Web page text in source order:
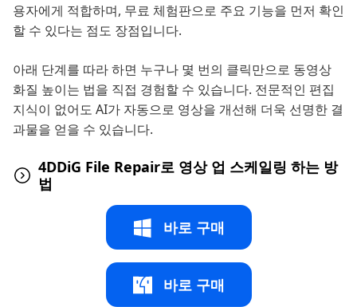
용자에게 적합하며, 무료 체험판으로 주요 기능을 먼저 확인
할 수 있다는 점도 장점입니다.
아래 단계를 따라 하면 누구나 몇 번의 클릭만으로 동영상
화질 높이는 법을 직접 경험할 수 있습니다. 전문적인 편집
지식이 없어도 AI가 자동으로 영상을 개선해 더욱 선명한 결
과물을 얻을 수 있습니다.
4DDiG File Repair로 영상 업 스케일링 하는 방
법
바로 구매
바로 구매